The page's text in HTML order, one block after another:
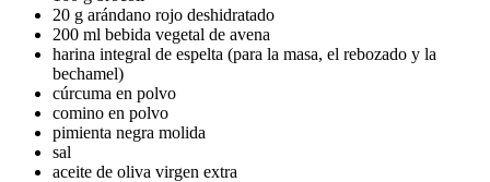
20 g arándano rojo deshidratado
200 ml bebida vegetal de avena
harina integral de espelta (para la masa, el rebozado y la
bechamel)
cúrcuma en polvo
comino en polvo
pimienta negra molida
sal
aceite de oliva virgen extra